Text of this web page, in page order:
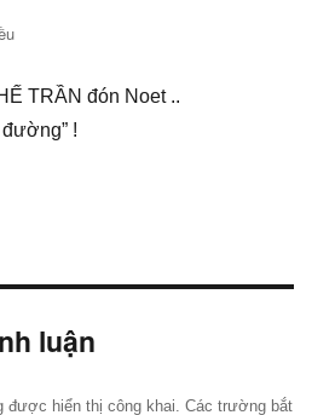
TRẦN đón Noet ..
!
luận
được hiển thị công khai. Các trường bắt